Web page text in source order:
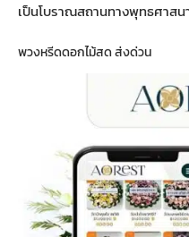
เป็นโบราณสถานทางพุทธศาส
พวงหรีดดอกไม้สด ส่งด่วน